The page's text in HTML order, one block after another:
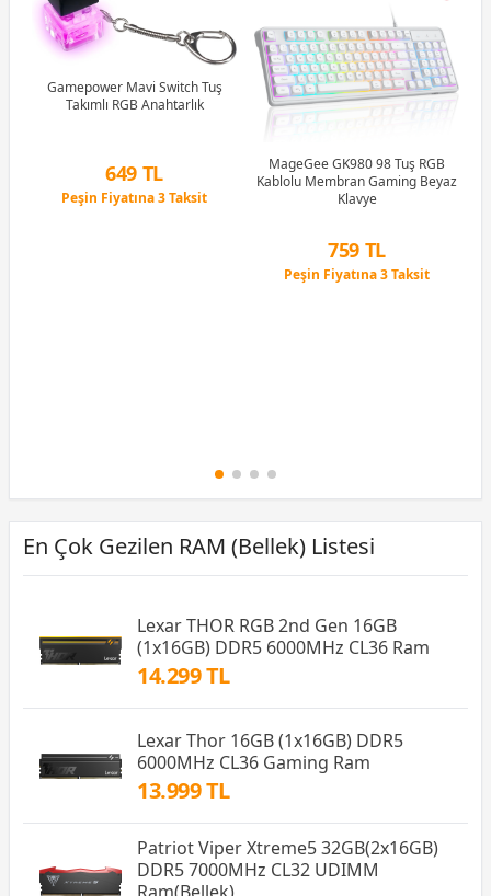
Gamepower Mavi Switch Tuş
Takımlı RGB Anahtarlık
649 TL
Peşin Fiyatına 3 Taksit
MageGee GK980 98 Tuş RGB
Kablolu Membran Gaming Beyaz
Klavye
759 TL
Peşin Fiyatına 3 Taksit
En Çok Gezilen RAM (Bellek) Listesi
Lexar THOR RGB 2nd Gen 16GB
(1x16GB) DDR5 6000MHz CL36 Ram
14.299 TL
Lexar Thor 16GB (1x16GB) DDR5
6000MHz CL36 Gaming Ram
13.999 TL
Patriot Viper Xtreme5 32GB(2x16GB)
DDR5 7000MHz CL32 UDIMM